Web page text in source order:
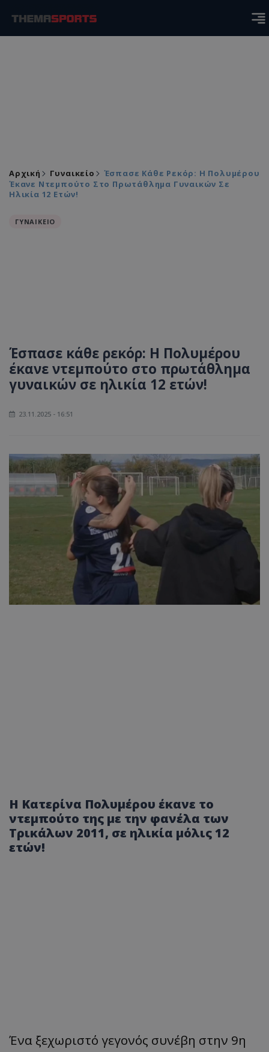
Αρχική Γυναικείο
Έσπασε Κάθε Ρεκόρ: Η Πολυμέρου
Έκανε Ντεμπούτο Στο Πρωτάθλημα Γυναικών Σε
Ηλικία 12 Ετών!
ΓΥΝΑΙΚΕΙΟ
Έσπασε κάθε ρεκόρ: Η Πολυμέρου
έκανε ντεμπούτο στο πρωτάθλημα
γυναικών σε ηλικία 12 ετών!
23.11.2025 - 16:51
Η Κατερίνα Πολυμέρου έκανε το
ντεμπούτο της με την φανέλα των
Τρικάλων 2011, σε ηλικία μόλις 12
ετών!
Ένα ξεχωριστό γεγονός συνέβη στην 9η